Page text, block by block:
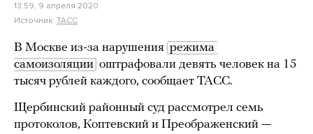
13:59, 9 апреля 2020
Источник: ТАСС
В Москве из-за нарушения режима
самоизоляции оштрафовали девять человек на 15
тысяч рублей каждого, сообщает ТАСС.
Щербинский районный суд рассмотрел семь
протоколов, Коптевский и Преображенский —